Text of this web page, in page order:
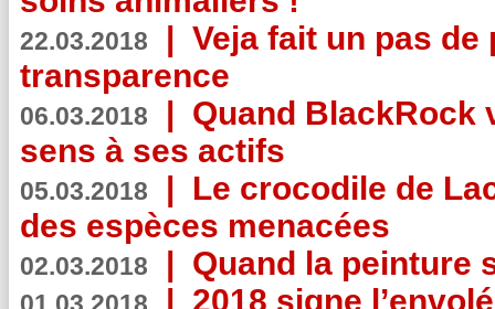
22.03.2018 | Veja fait un pas de
transparence
06.03.2018 | Quand BlackRock
sens à ses actifs
05.03.2018 | Le crocodile de
des espèces menacées
02.03.2018 | Quand la peinture
| 2018 signe